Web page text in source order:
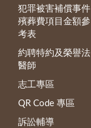
犯罪被害補償事件
殯葬費項目金額參
考表
約聘特約及榮譽法
醫師
志工專區
QR Code 專區
訴訟輔導